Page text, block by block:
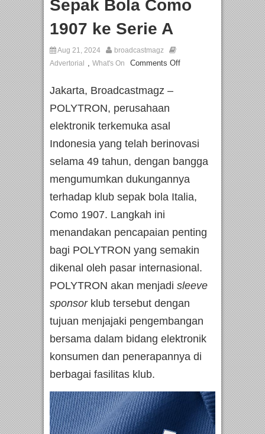
Sepak Bola Como
1907 ke Serie A
Aug 21, 2024
broadcastmagz
Advertorial
, What's On Comments Off
Jakarta, Broadcastmagz –
POLYTRON, perusahaan
elektronik terkemuka asal
Indonesia yang telah berinovasi
selama 49 tahun, dengan bangga
mengumumkan dukungannya
terhadap klub sepak bola Italia,
Como 1907. Langkah ini
menandakan pencapaian penting
bagi POLYTRON yang semakin
dikenal oleh pasar internasional.
POLYTRON akan menjadi sleeve
sponsor klub tersebut dengan
tujuan menjajaki pengembangan
bersama dalam bidang elektronik
konsumen dan penerapannya di
berbagai fasilitas klub.